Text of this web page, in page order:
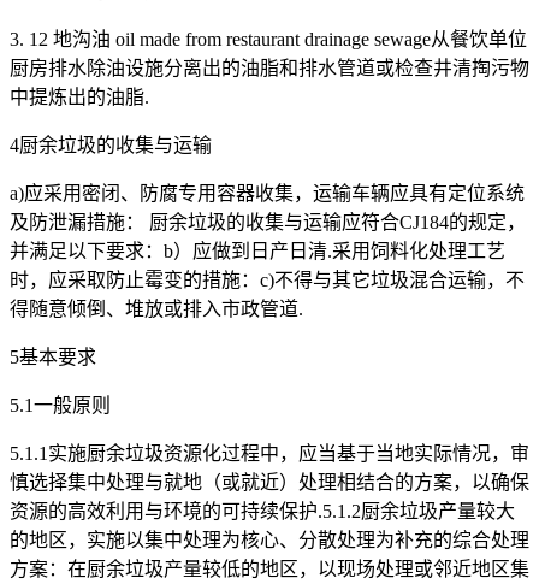
3. 12 地沟油 oil made from restaurant drainage sewage从餐饮单位
厨房排水除油设施分离出的油脂和排水管道或检查井清掏污物
中提炼出的油脂.
4厨余垃圾的收集与运输
a)应采用密闭、防腐专用容器收集，运输车辆应具有定位系统
及防泄漏措施： 厨余垃圾的收集与运输应符合CJ184的规定，
并满足以下要求：b）应做到日产日清.采用饲料化处理工艺
时，应采取防止霉变的措施：c)不得与其它垃圾混合运输，不
得随意倾倒、堆放或排入市政管道.
5基本要求
5.1一般原则
5.1.1实施厨余垃圾资源化过程中，应当基于当地实际情况，审
慎选择集中处理与就地（或就近）处理相结合的方案，以确保
资源的高效利用与环境的可持续保护.5.1.2厨余垃圾产量较大
的地区，实施以集中处理为核心、分散处理为补充的综合处理
方案：在厨余垃圾产量较低的地区，以现场处理或邻近地区集